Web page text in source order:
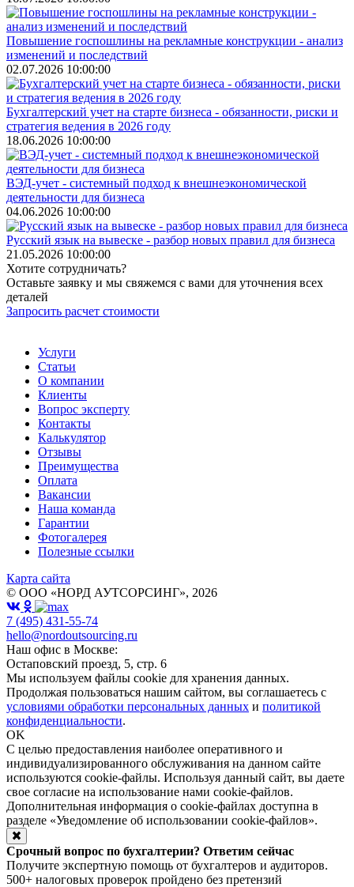
Повышение госпошлины на рекламные конструкции - анализ
изменений и последствий
02.07.2026 10:00:00
Бухгалтерский учет на старте бизнеса - обязанности, риски и
стратегия ведения в 2026 году
18.06.2026 10:00:00
ВЭД-учет - системный подход к внешнеэкономической
деятельности для бизнеса
04.06.2026 10:00:00
Русский язык на вывеске - разбор новых правил для бизнеса
21.05.2026 10:00:00
Хотите сотрудничать?
Оставьте заявку и мы свяжемся с вами для уточнения всех
деталей
Запросить расчет стоимости
Услуги
Статьи
О компании
Клиенты
Вопрос эксперту
Контакты
Калькулятор
Отзывы
Преимущества
Оплата
Вакансии
Наша команда
Гарантии
Фотогалерея
Полезные ссылки
Карта сайта
© ООО «НОРД АУТСОРСИНГ», 2026
7 (495) 431-55-74
hello@nordoutsourcing.ru
Наш офис в Москве:
Остаповский проезд, 5, стр. 6
Мы используем файлы cookie для хранения данных.
Продолжая пользоваться нашим сайтом, вы соглашаетесь с
условиями обработки персональных данных и политикой
конфиденциальности.
OK
С целью предоставления наиболее оперативного и
индивидуализированного обслуживания на данном сайте
используются cookie-файлы. Используя данный сайт, вы даете
свое согласие на использование нами cookie-файлов.
Дополнительная информация о cookie-файлах доступна в
разделе «Уведомление об использовании cookie-файлов».
Срочный вопрос по бухгалтерии? Ответим сейчас
Получите экспертную помощь от бухгалтеров и аудиторов.
500+ налоговых проверок пройдено без претензий